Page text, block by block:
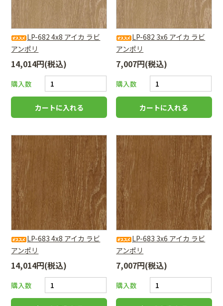
LP-682 4x8 アイカ ラビ
アンポリ
14,014円(税込)
購入数
LP-682 3x6 アイカ ラビ
アンポリ
7,007円(税込)
購入数
LP-683 4x8 アイカ ラビ
アンポリ
14,014円(税込)
購入数
LP-683 3x6 アイカ ラビ
アンポリ
7,007円(税込)
購入数